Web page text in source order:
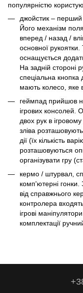
популярністю
джойстик – перший
Його механізм
вперед / назад /
основної
оснащується
На задній стороні
спеціальна кнопка
мають колесо, яке
геймпад прийшов
ігрових консолей.
двох рук в
зліва
дії (їх кількість
розташовуються
організувати гру
кермо / штурвал,
комп'ютерні гонки.
від справжнього
контролера
ігрові
комплектації